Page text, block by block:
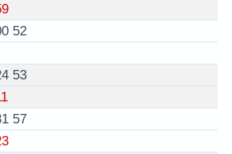
52
53
57